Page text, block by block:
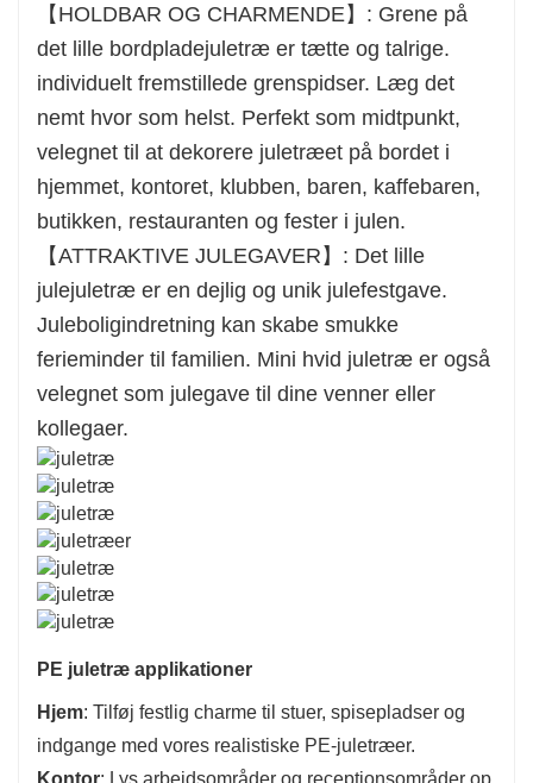
kollegaer.
【HOLDBAR OG CHARMENDE】: Grene på
det lille bordpladejuletræ er tætte og talrige.
individuelt fremstillede grenspidser. Læg det
nemt hvor som helst. Perfekt som midtpunkt,
velegnet til at dekorere juletræet på bordet i
hjemmet, kontoret, klubben, baren, kaffebaren,
butikken, restauranten og fester i julen.
【ATTRAKTIVE JULEGAVER】: Det lille
julejuletræ er en dejlig og unik julefestgave.
Juleboligindretning kan skabe smukke
ferieminder til familien. Mini hvid juletræ er også
velegnet som julegave til dine venner eller
kollegaer.
PE juletræ applikationer
Hjem: Tilføj festlig charme til stuer, spisepladser og
indgange med vores realistiske PE-juletræer.
Kontor: Lys arbejdsområder og receptionsområder op,